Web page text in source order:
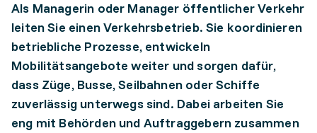
Als Managerin oder Manager öffentlicher Verkehr
leiten Sie einen Verkehrsbetrieb. Sie koordinieren
betriebliche Prozesse, entwickeln
Mobilitätsangebote weiter und sorgen dafür,
dass Züge, Busse, Seilbahnen oder Schiffe
zuverlässig unterwegs sind. Dabei arbeiten Sie
eng mit Behörden und Auftraggebern zusammen